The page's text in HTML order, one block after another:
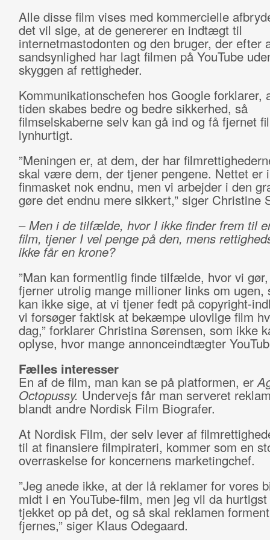
Alle disse film vises med kommercielle
det vil sige, at de genererer en indtægt til
internetmastodonten og den bruger, der efter
sandsynlighed har lagt filmen på YouTube
skyggen af rettigheder.
Kommunikationschefen hos Google forklarer,
tiden skabes bedre og bedre sikkerhed, så
filmselskaberne selv kan gå ind og få fjernet
lynhurtigt.
”Meningen er, at dem, der har
skal være dem, der tjener pengene. Nettet er
finmasket nok endnu, men vi arbejder i den
gøre det endnu mere sikkert,” siger Christine
–Men i de tilfælde, hvor I ikke finder frem til
film, tjener I vel penge på den, mens
ikke får en krone?
”Man kan formentlig finde tilfælde, hvor vi
fjerner utrolig mange millioner links om ugen,
kan ikke sige, at vi tjener fedt på copyright-
vi forsøger faktisk at bekæmpe ulovlige film
dag,” forklarer Christina Sørensen, som ikke
oplyse, hvor mange annonceindtægter
Fælles interesser
En af de film, man kan se på platformen, er
Octopussy. Undervejs får man serveret
blandt andre Nordisk Film Biografer.
At Nordisk Film, der selv lever af
til at finansiere filmpirateri, kommer som en
overraskelse for koncernens marketingchef.
”Jeg anede ikke, at der lå reklamer for vores
midt i en YouTube-film, men jeg vil da
tjekket op på det, og så skal reklamen
fjernes,” siger Klaus Odegaard.